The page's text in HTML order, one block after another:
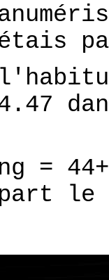
=
le